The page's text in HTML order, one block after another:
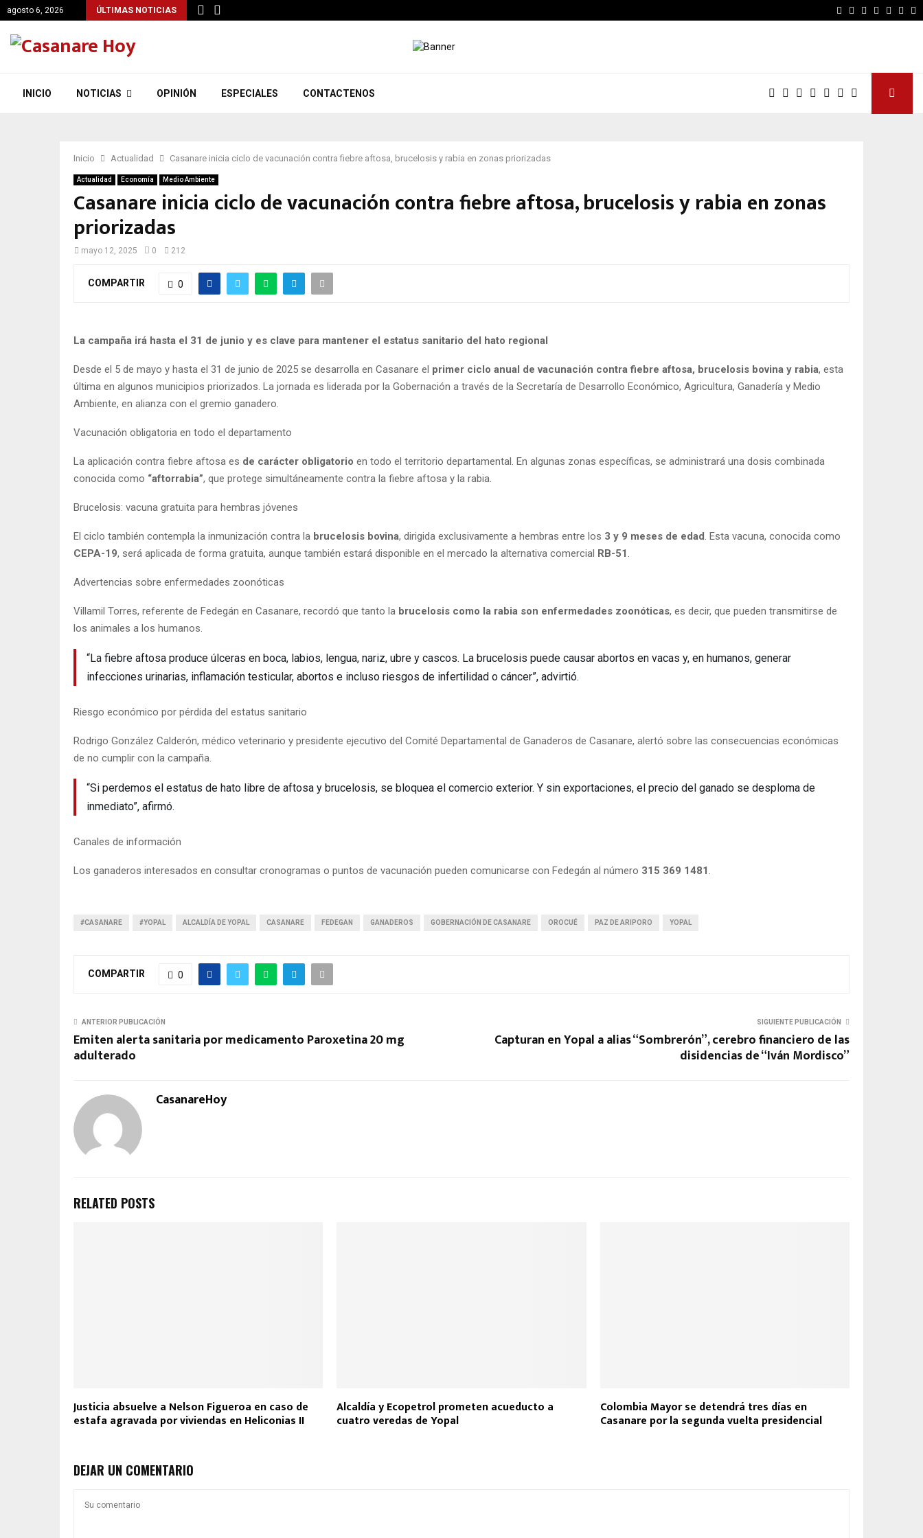
agosto 6, 2026 ÚLTIMAS NOTICIAS Facebook
TwitterInstagram
Youtube
Email
INICIO NOTICIAS OPINIÓN ESPECIALES CONTACTENOS
Inicio Actualidad Casanare inicia ciclo de vacunación contra fiebre aftosa, brucelosis y rabia en zonas priorizadas
Actualidad Economía Medio Ambiente
Casanare inicia ciclo de vacunación contra fiebre aftosa, brucelosis y rabia en zonas
priorizadas
mayo 12, 2025 0 212
COMPARTIR 0
La campaña irá hasta el 31 de junio y es clave para mantener el estatus sanitario del hato regional
Desde el 5 de mayo y hasta el 31 de junio de 2025 se desarrolla en Casanare el primer ciclo anual de vacunación contra fiebre aftosa, brucelosis bovina y rabia, esta
última en algunos municipios priorizados. La jornada es liderada por la Gobernación a través de la Secretaría de Desarrollo Económico, Agricultura, Ganadería y Medio
Ambiente, en alianza con el gremio ganadero.
Vacunación obligatoria en todo el departamento
La aplicación contra fiebre aftosa es de carácter obligatorio en todo el territorio departamental. En algunas zonas específicas, se administrará una dosis combinada
conocida como “aftorrabia”, que protege simultáneamente contra la fiebre aftosa y la rabia.
Brucelosis: vacuna gratuita para hembras jóvenes
El ciclo también contempla la inmunización contra la brucelosis bovina, dirigida exclusivamente a hembras entre los 3 y 9 meses de edad . Esta vacuna, conocida como
CEPA-19, será aplicada de forma gratuita, aunque también estará disponible en el mercado la alternativa comercial RB-51
Advertencias sobre enfermedades zoonóticas
Villamil Torres, referente de Fedegán en Casanare, recordó que tanto la brucelosis como la rabia son enfermedades zoonóticas, es decir, que pueden transmitirse de
los animales a los humanos.
“La fiebre aftosa produce úlceras en boca, labios, lengua, nariz, ubre y cascos. La brucelosis puede causar abortos en vacas y, en humanos, generar
infecciones urinarias, inflamación testicular, abortos e incluso riesgos de infertilidad o cáncer”, advirtió.
Riesgo económico por pérdida del estatus sanitario
Rodrigo González Calderón, médico veterinario y presidente ejecutivo del Comité Departamental de Ganaderos de Casanare, alertó sobre las consecuencias económicas
de no cumplir con la campaña.
“Si perdemos el estatus de hato libre de aftosa y brucelosis, se bloquea el comercio exterior. Y sin exportaciones, el precio del ganado se desploma de
inmediato”, afirmó.
Canales de información
Los ganaderos interesados en consultar cronogramas o puntos de vacunación pueden comunicarse con Fedegán al número 315 369 1481 .
#CASANARE #YOPAL ALCALDÍA DE YOPAL CASANARE FEDEGAN GANADEROS GOBERNACIÓN DE CASANARE OROCUÉ PAZ DE ARIPORO YOPAL
COMPARTIR 0
ANTERIOR PUBLICACIÓN
Emiten alerta sanitaria por medicamento Paroxetina 20 mg
adulterado
SIGUIENTE PUBLICACIÓN
Capturan en Yopal a alias “Sombrerón”, cerebro financiero de las
disidencias de “Iván Mordisco”
CasanareHoy
RELATED POSTS
Justicia absuelve a Nelson Figueroa en caso de
estafa agravada por viviendas en Heliconias II
Alcaldía y Ecopetrol prometen acueducto a
cuatro veredas de Yopal
Colombia Mayor se detendrá tres días en
Casanare por la segunda vuelta presidencial
DEJAR UN COMENTARIO